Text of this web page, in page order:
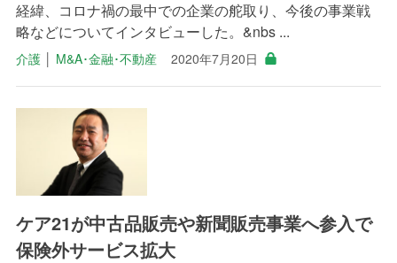
経緯、コロナ禍の最中での企業の舵取り、今後の事業戦
略などについてインタビューした。&nbs ...
介護│ M&A･金融･不動産 2020年7月20日
ケア21が中古品販売や新聞販売事業へ参入で
保険外サービス拡大